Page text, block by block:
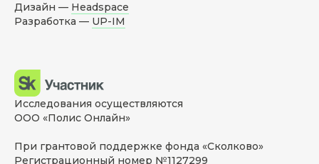
Дизайн — Headspace
Разработка — UP-IM
Исследования осуществляются
ООО «Полис Онлайн»
При грантовой поддержке фонда «Сколково»
Регистрационный номер №1127299